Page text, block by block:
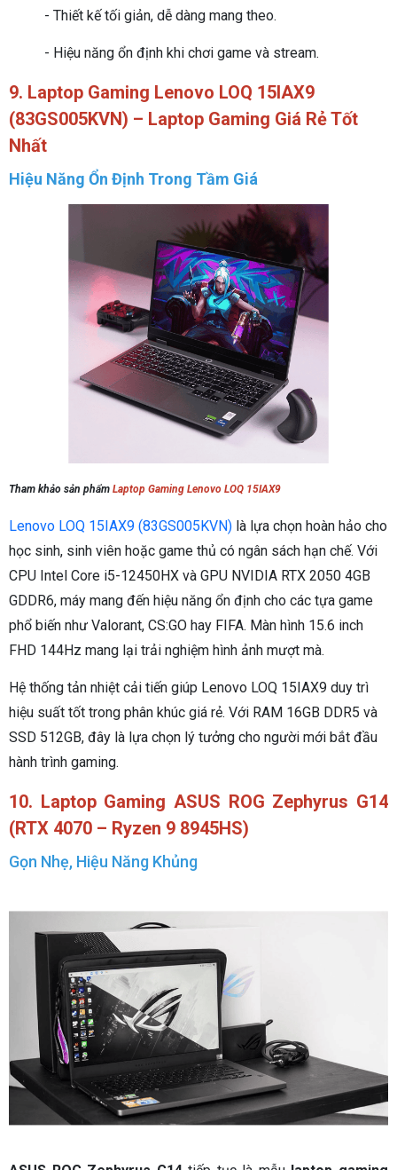
- Thiết kế tối giản, dễ dàng mang theo.
- Hiệu năng ổn định khi chơi game và stream.
9. Laptop Gaming Lenovo LOQ 15IAX9
(83GS005KVN) – Laptop Gaming Giá Rẻ Tốt
Nhất
Hiệu Năng Ổn Định Trong Tầm Giá
Tham khảo sản phẩm Laptop Gaming Lenovo LOQ 15IAX9
Lenovo LOQ 15IAX9 (83GS005KVN) là lựa chọn hoàn hảo cho
học sinh, sinh viên hoặc game thủ có ngân sách hạn chế. Với
CPU Intel Core i5-12450HX và GPU NVIDIA RTX 2050 4GB
GDDR6, máy mang đến hiệu năng ổn định cho các tựa game
phổ biến như Valorant, CS:GO hay FIFA. Màn hình 15.6 inch
FHD 144Hz mang lại trải nghiệm hình ảnh mượt mà.
Hệ thống tản nhiệt cải tiến giúp Lenovo LOQ 15IAX9 duy trì
hiệu suất tốt trong phân khúc giá rẻ. Với RAM 16GB DDR5 và
SSD 512GB, đây là lựa chọn lý tưởng cho người mới bắt đầu
hành trình gaming.
10. Laptop GamingASUS ROG Zephyrus G14
(RTX 4070 – Ryzen 9 8945HS)
Gọn Nhẹ, Hiệu Năng Khủng